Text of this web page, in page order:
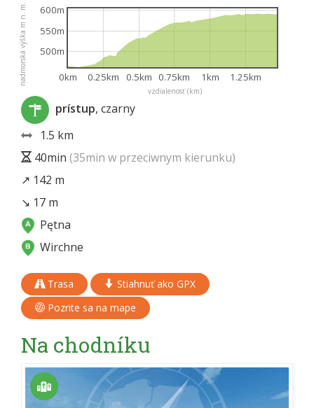
vzdialenosť (km)
nadmorská výška m n. m. 0km 0.25km 0.5km 0.75km 1km 1.25km
500m
550m
600m
prístup, czarny
1.5 km
40min (35min w przeciwnym kierunku)
↗ 142 m
↘ 17 m
Pętna
Wirchne
Trasa
Stiahnuť ako GPX
Pozrite sa na mape
Na chodníku